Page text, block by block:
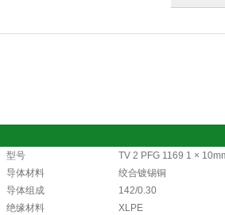
型号
TV 2 PFG 1169 1 ×
导体材料
绞合镀锡铜
导体组成
142/0.30
绝缘材料
XLPE